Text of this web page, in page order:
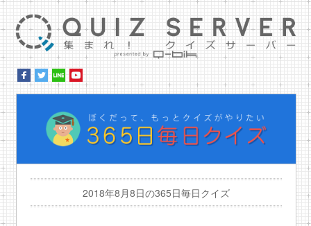
2018年8月8日の365日毎日クイズ